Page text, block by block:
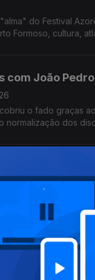
do Festival
Formoso, cultura,
com João
o fado graças
normalização dos
Gomes da
"empresarial"
Couto. Alexandra
com